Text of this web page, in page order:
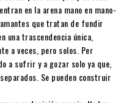
en la arena mano en mano-
que tratan de fundir
una trascendencia única,
a veces, pero solos. Per
a sufrir y a gozar solo ya que,
Se pueden construir